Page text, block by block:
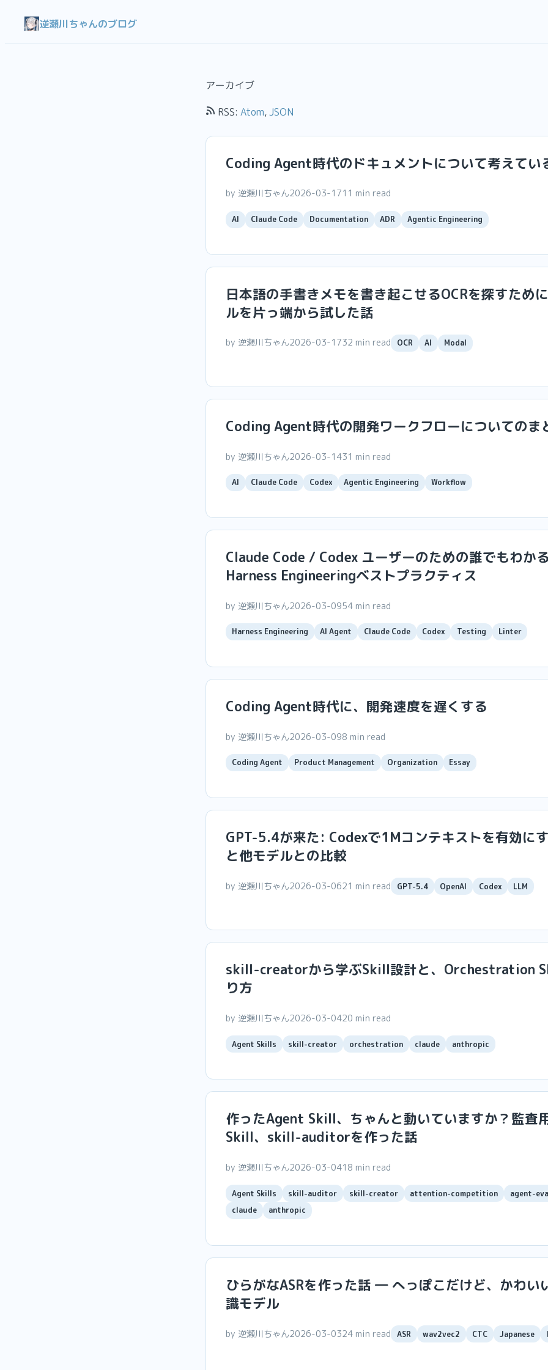
逆瀬川ちゃんのブログ
アーカイブ
RSS: Atom,JSON
Coding Agent時代のドキュメントについて考えてい
by 逆瀬川ちゃん2026-03-1711 min read
AI Claude Code Documentation ADR Agentic Engineering
日本語の手書きメモを書き起こせるOCRを探すため
ルを片っ端から試した話
by 逆瀬川ちゃん2026-03-1732 min read OCR AI Modal
Coding Agent時代の開発ワークフローについてのま
by 逆瀬川ちゃん2026-03-1431 min read
AI Claude Code Codex Agentic Engineering Workflow
Claude Code / Codex ユーザーのための誰でもわか
Harness Engineeringベストプラクティス
by 逆瀬川ちゃん2026-03-0954 min read
Harness Engineering AI Agent Claude Code Codex Testing Linter
Coding Agent時代に、開発速度を遅くする
by 逆瀬川ちゃん2026-03-098 min read
Coding Agent Product Management Organization Essay
GPT-5.4が来た: Codexで1Mコンテキストを有効に
と他モデルとの比較
by 逆瀬川ちゃん2026-03-0621 min read GPT-5.4 OpenAI Codex LLM
skill-creatorから学ぶSkill設計と、Orchestration
り方
by 逆瀬川ちゃん2026-03-0420 min read
Agent Skills skill-creator orchestration claude anthropic
作ったAgent Skill、ちゃんと動いていますか？監査
Skill、skill-auditorを作った話
by 逆瀬川ちゃん2026-03-0418 min read
Agent Skills skill-auditor skill-creator attention-competition
agent-
claude
anthropic
ひらがなASRを作った話 ― へっぽこだけど、かわい
識モデル
by 逆瀬川ちゃん2026-03-0324 min read ASR wav2vec2 CTC Japanese